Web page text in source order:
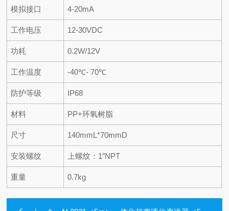
模拟接口 4-20mA
工作电压 12-30VDC
功耗 0.2W/12V
工作温度 -40℃- 70℃
防护等级 IP68
材料 PP+环氧树脂
尺寸 140mmL*70mmD
安装螺纹 上螺纹： 1″NPT
重量 0.7kg